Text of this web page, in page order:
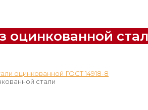
оцинкованной
оцинкованной ГОСТ 14918-8
стали